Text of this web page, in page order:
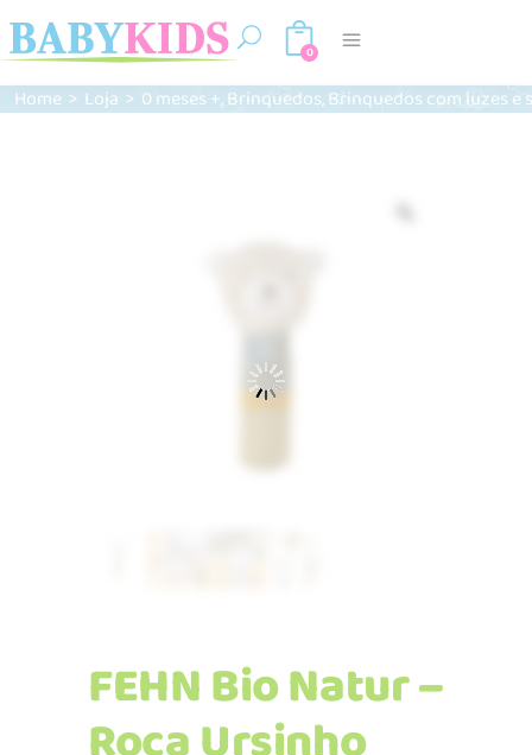
0
Home > Loja > 0 meses +,Brinquedos,Brinquedos com luzes e
FEHN Bio Natur –